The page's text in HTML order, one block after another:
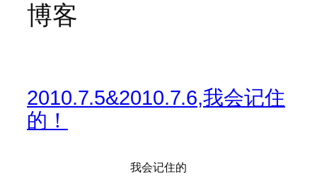
博客
2010.7.5&2010.7.6,我会记住
的！
我会记住的